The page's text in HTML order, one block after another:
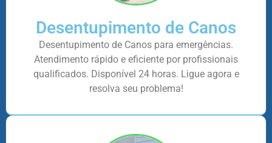
Desentupimento de Canos
Desentupimento de Canos para emergências.
Atendimento rápido e eficiente por profissionais
qualificados. Disponível 24 horas. Ligue agora e
resolva seu problema!